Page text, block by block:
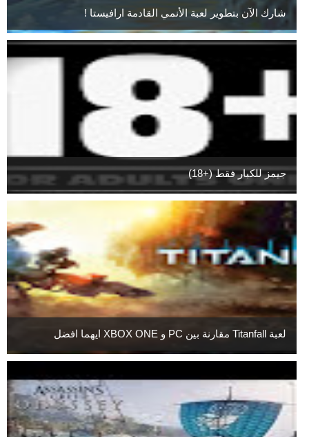
شارك الآن بتطوير لعبة الأنمي القادمة ارافيستا !
جيمز للكبار فقط (+18)
لعبة Titanfall مقارنة بين PC و XBOX ONE ايهما افضل